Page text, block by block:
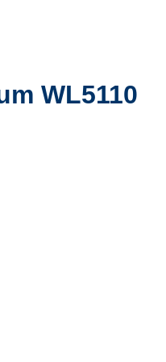
WL5110